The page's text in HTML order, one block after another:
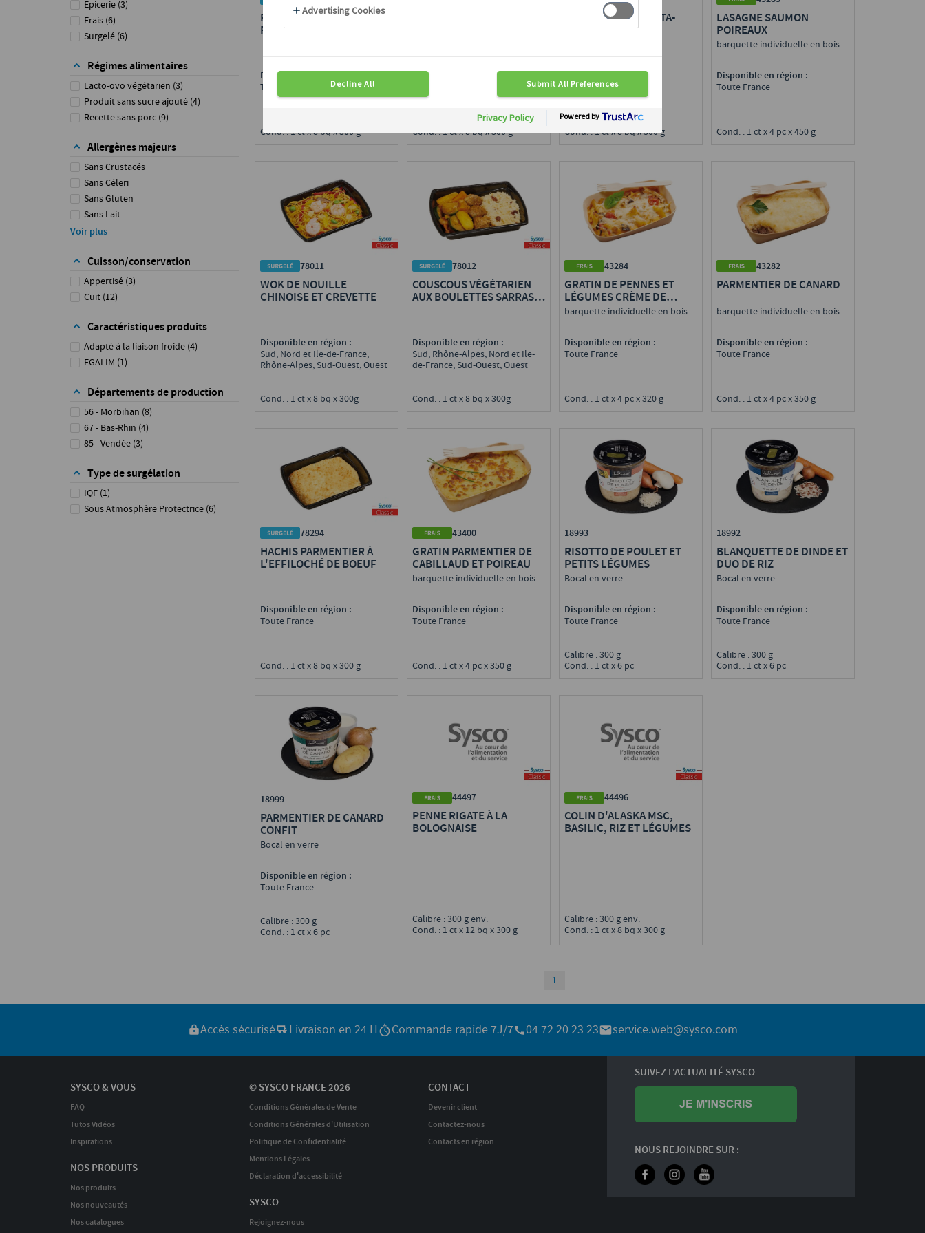
Epicerie (3)
Frais (6)
Surgelé (6)
Régimes alimentaires
Lacto-ovo végétarien (3)
Produit sans sucre ajouté (4)
Recette sans porc (9)
Allergènes majeurs
Sans Crustacés
Sans Céleri
Sans Gluten
Sans Lait
Sans Moutarde
Sans Poisson
Sans Soja
Sans Sulfites
Voir plus
Cuisson/conservation
Appertisé (3)
Cuit (12)
Caractéristiques produits
Adapté à la liaison froide (4)
EGALIM (1)
Départements de production
56 - Morbihan (8)
67 - Bas-Rhin (4)
85 - Vendée (3)
Type de surgélation
IQF (1)
Sous Atmosphère Protectrice (6)
RISOTTO DE POULET AU
PESTO ROSSO (SANS
Disponible en région :
Toute France
Cond. : 1 ct x 8 bq x 300 g
RIZ BASMATI
Disponible en région :
Cond. : 1 ct x 8 bq x 300 g
TORTELLONI RICOTTA-
ÉPINARD
Disponible en région :
Toute France
Cond. : 1 ct x 8 bq x 300 g
LASAGNE SAUMON
POIREAUX
barquette individuelle en bois
Disponible en région :
Toute France
Cond. : 1 ct x 4 pc x 450 g
78011
WOK DE NOUILLE
CHINOISE ET CREVETTE
Disponible en région :
Sud, Nord et Ile-de-France,
Rhône-Alpes, Sud-Ouest, Ouest
Cond. : 1 ct x 8 bq x 300g
78012
COUSCOUS VÉGÉTARIEN
AUX BOULETTES SARRASIN
Disponible en région :
Sud, Rhône-Alpes, Nord et Ile-
de-France, Sud-Ouest, Ouest
Cond. : 1 ct x 8 bq x 300g
43284
GRATIN DE PENNES ET
LÉGUMES CRÈME DE
PARMESAN
barquette individuelle en bois
Disponible en région :
Toute France
Cond. : 1 ct x 4 pc x 320 g
43282
PARMENTIER DE CANARD
barquette individuelle en bois
Disponible en région :
Toute France
Cond. : 1 ct x 4 pc x 350 g
78294
HACHIS PARMENTIER À
L'EFFILOCHÉ DE BOEUF
Disponible en région :
Toute France
Cond. : 1 ct x 8 bq x 300 g
43400
GRATIN PARMENTIER DE
CABILLAUD ET POIREAU
barquette individuelle en bois
Disponible en région :
Toute France
Cond. : 1 ct x 4 pc x 350 g
18993
RISOTTO DE POULET ET
PETITS LÉGUMES
Bocal en verre
Disponible en région :
Toute France
Calibre : 300 g
Cond. : 1 ct x 6 pc
18992
BLANQUETTE DE DINDE ET
DUO DE RIZ
Bocal en verre
Disponible en région :
Toute France
Calibre : 300 g
Cond. : 1 ct x 6 pc
18999
PARMENTIER DE CANARD
CONFIT
Bocal en verre
Disponible en région :
Toute France
Calibre : 300 g
Cond. : 1 ct x 6 pc
44497
PENNE RIGATE À LA
BOLOGNAISE
Calibre : 300 g env.
Cond. : 1 ct x 12 bq x 300 g
44496
COLIN D'ALASKA MSC,
BASILIC, RIZ ET LÉGUMES
Calibre : 300 g env.
Cond. : 1 ct x 8 bq x 300 g
1
Accès sécurisé Livraison en 24 H Commande rapide 7J/7 04 72 20 23 23 service.web@sysco.com
SYSCO & VOUS
FAQ
Tutos Vidéos
Inspirations
NOS PRODUITS
Nos produits
Nos nouveautés
Nos catalogues
© SYSCO FRANCE 2026
Conditions Générales de Vente
Conditions Générales d'Utilisation
Politique de Confidentialité
Mentions Légales
Déclaration d'accessibilité
SYSCO
Rejoignez-nous
CONTACT
Devenir client
Contactez-nous
Contacts en région
SUIVEZ L'ACTUALITÉ SYSCO
NOUS REJOINDRE SUR :